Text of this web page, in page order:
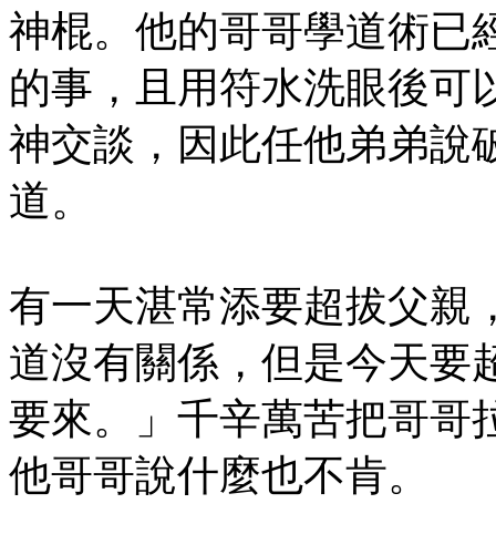
神棍。他的哥哥學道術已
的事，且用符水洗眼後可
神交談，因此任他弟弟說
道。
有一天湛常添要超拔父親
道沒有關係，但是今天要
要來。」千辛萬苦把哥哥
他哥哥說什麼也不肯。